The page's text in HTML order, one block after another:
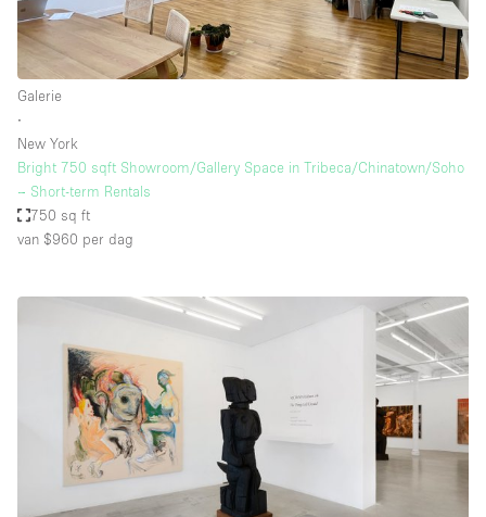
Galerie
∙
New York
Bright 750 sqft Showroom/Gallery Space in Tribeca/Chinatown/Soho
– Short-term Rentals
750 sq ft
van $960 per dag